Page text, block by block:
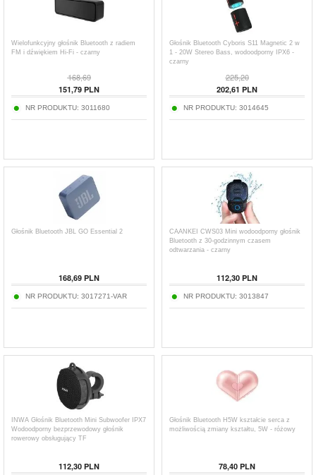
Wielofunkcyjny głośnik Bluetooth z radiem
FM i dźwiękiem Hi-Fi - czarny
168,69
151,79 PLN
NR PRODUKTU: 3011680
Głośnik Bluetooth Cyboris S11 Magnetic 2 w
1 - 20W Stereo Bass, wodoodporny IPX6 -
czarny
225,20
202,61 PLN
NR PRODUKTU: 3014645
Głośnik Bluetooth JBL GO Essential 2
168,69 PLN
NR PRODUKTU: 3017271-VAR
CAANKEI CWS03 Mini wodoodporny głośnik
Bluetooth z 30-godzinnym czasem
odtwarzania - czarny
112,30 PLN
NR PRODUKTU: 3013847
INWA Głośnik Bluetooth Mini Subwoofer IPX7
Wodoodporny bezprzewodowy głośnik
rowerowy obsługujący TF
112,30 PLN
Głośnik Bluetooth H5W kształcie serca z
możliwością zmiany kształtu, 5W - różowy
78,40 PLN